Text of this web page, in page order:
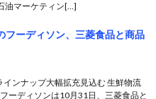
油マーケティン[…]
フーディソン、三菱食品と商品
インナップ大幅拡充見込む 生鮮物流
ーディソンは10月31日、三菱食品と